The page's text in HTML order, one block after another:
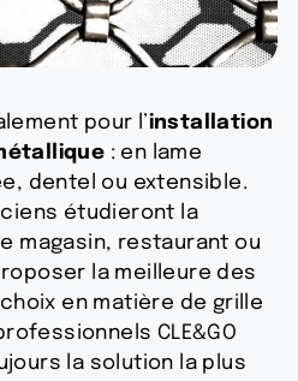
pour l’installation
: en lame
dentel ou extensible.
étudieront la
magasin, restaurant ou
la meilleure des
en matière de grille
CLE&GO
la solution la plus